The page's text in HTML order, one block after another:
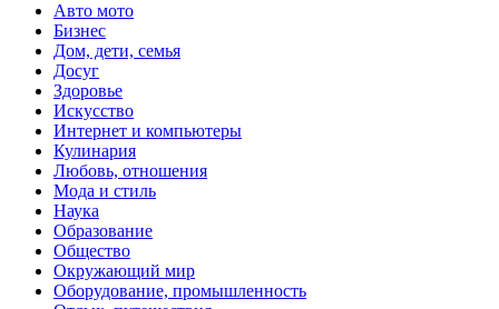
Авто мото
Бизнес
Дом, дети, семья
Досуг
Здоровье
Искусство
Интернет и компьютеры
Кулинария
Любовь, отношения
Мода и стиль
Наука
Образование
Общество
Окружающий мир
Оборудование, промышленность